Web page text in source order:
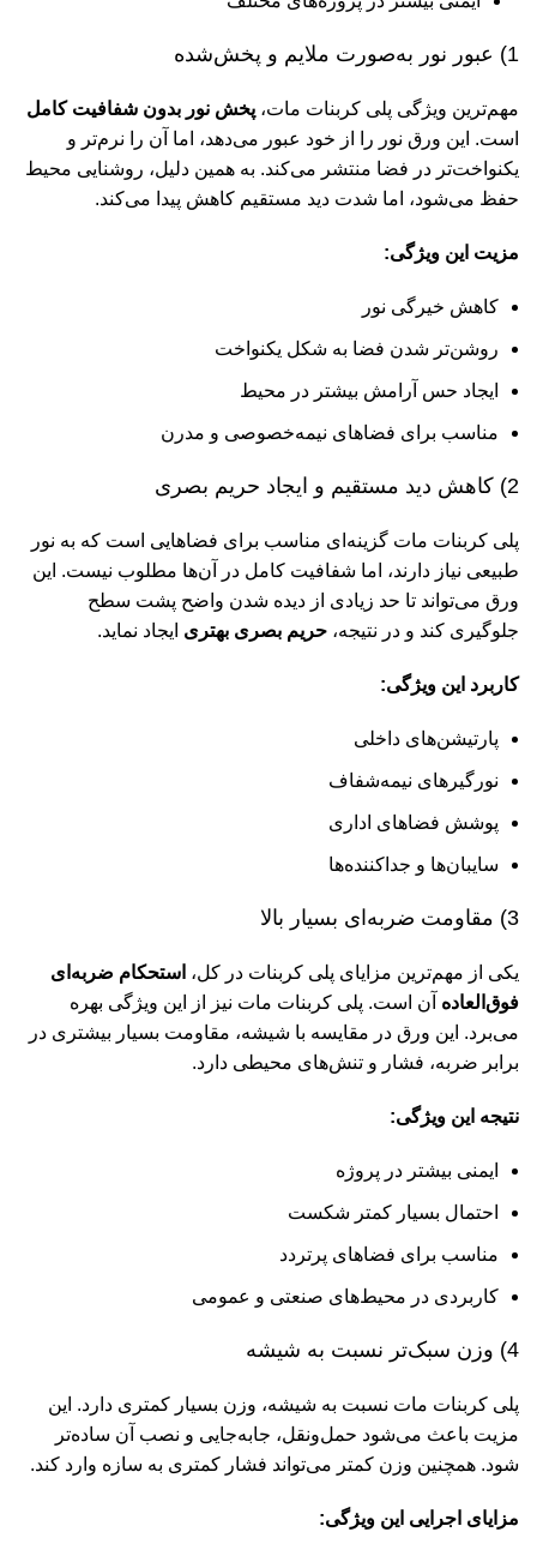
1) عبور نور به‌صورت ملایم و پخش‌شده
مهم‌ترین ویژگی پلی کربنات مات، پخش نور بدون شفافیت کامل
است. این ورق نور را از خود عبور می‌دهد، اما آن را نرم‌تر و
یکنواخت‌تر در فضا منتشر می‌کند. به همین دلیل، روشنایی محیط
حفظ می‌شود، اما شدت دید مستقیم کاهش پیدا می‌کند.
مزیت این ویژگی:
کاهش خیرگی نور
روشن‌تر شدن فضا به شکل یکنواخت
ایجاد حس آرامش بیشتر در محیط
مناسب برای فضاهای نیمه‌خصوصی و مدرن
2) کاهش دید مستقیم و ایجاد حریم بصری
پلی کربنات مات گزینه‌ای مناسب برای فضاهایی است که به نور
طبیعی نیاز دارند، اما شفافیت کامل در آن‌ها مطلوب نیست. این
ورق می‌تواند تا حد زیادی از دیده شدن واضح پشت سطح
جلوگیری کند و در نتیجه، حریم بصری بهتری ایجاد نماید.
کاربرد این ویژگی:
پارتیشن‌های داخلی
نورگیرهای نیمه‌شفاف
پوشش فضاهای اداری
سایبان‌ها و جداکننده‌ها
3) مقاومت ضربه‌ای بسیار بالا
یکی از مهم‌ترین مزایای پلی کربنات در کل، استحکام ضربه‌ای
فوق‌العاده آن است. پلی کربنات مات نیز از این ویژگی بهره
می‌برد. این ورق در مقایسه با شیشه، مقاومت بسیار بیشتری در
برابر ضربه، فشار و تنش‌های محیطی دارد.
نتیجه این ویژگی:
ایمنی بیشتر در پروژه
احتمال بسیار کمتر شکست
مناسب برای فضاهای پرتردد
کاربردی در محیط‌های صنعتی و عمومی
4) وزن سبک‌تر نسبت به شیشه
پلی کربنات مات نسبت به شیشه، وزن بسیار کمتری دارد. این
مزیت باعث می‌شود حمل‌ونقل، جابه‌جایی و نصب آن ساده‌تر
شود. همچنین وزن کمتر می‌تواند فشار کمتری به سازه وارد کند.
مزایای اجرایی این ویژگی: